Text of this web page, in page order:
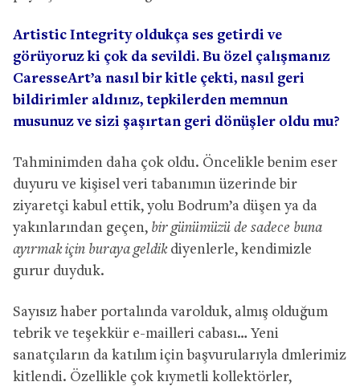
Artistic Integrity oldukça ses getirdi ve
görüyoruz ki çok da sevildi. Bu özel çalışmanız
CaresseArt’a nasıl bir kitle çekti, nasıl geri
bildirimler aldınız, tepkilerden memnun
musunuz ve sizi şaşırtan geri dönüşler oldu mu?
Tahminimden daha çok oldu. Öncelikle benim eser
duyuru ve kişisel veri tabanımın üzerinde bir
ziyaretçi kabul ettik, yolu Bodrum’a düşen ya da
yakınlarından geçen, bir günümüzü de sadece buna
ayırmak için buraya geldikdiyenlerle, kendimizle
gurur duyduk.
Sayısız haber portalında varolduk, almış olduğum
tebrik ve teşekkür e-mailleri cabası… Yeni
sanatçıların da katılım için başvurularıyla dmlerimiz
kitlendi. Özellikle çok kıymetli kollektörler,